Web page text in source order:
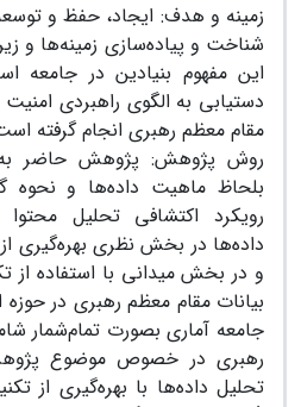
زمینه و هدف: ایجاد، حفظ و
شناخت و پیاده‌سازی زمینه‌ها و
این مفهوم بنیادین در
دستیابی به الگوی راهبردی
مقام معظم رهبری انجام گرفته
روش پژوهش: پژوهش حاضر
بلحاظ ماهیت داده‌ها و نحوه
رویکرد اکتشافی تحلیل
داده‌ها در بخش نظری بهره‌گیری
و در بخش میدانی با استفاده از
بیانات مقام معظم رهبری در
جامعه آماری بصورت تمام‌شمار
رهبری در خصوص موضوع
تحلیل داده‌ها با بهره‌گیری از